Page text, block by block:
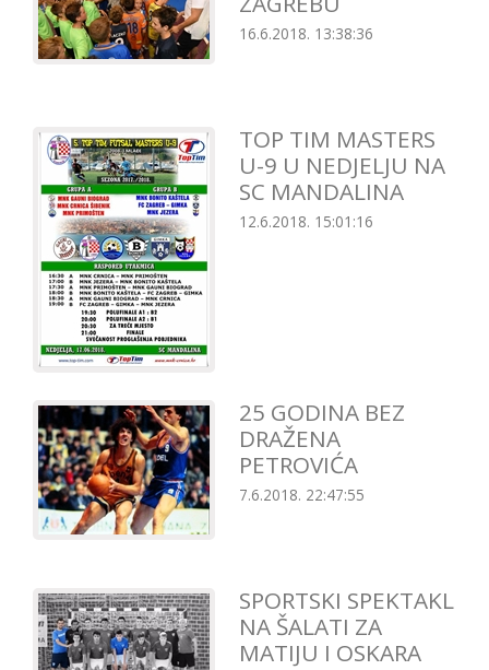
16.6.2018. 13:38:36
TOP TIM MASTERS
U-9 U NEDJELJU NA
SC MANDALINA
12.6.2018. 15:01:16
25 GODINA BEZ
DRAŽENA
PETROVIĆA
7.6.2018. 22:47:55
SPORTSKI SPEKTAKL
NA ŠALATI ZA
MATIJU I OSKARA